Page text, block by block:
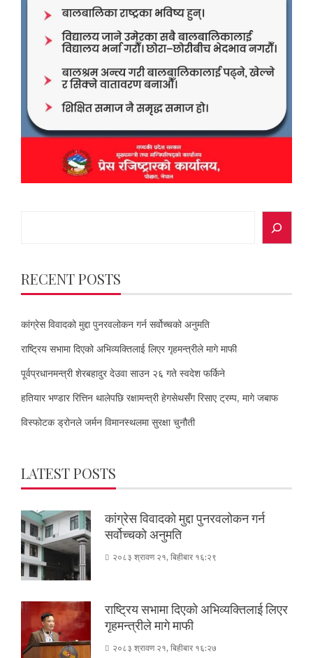
RECENT POSTS
कांग्रेस विवादको मुद्दा पुनरवलोकन गर्न सर्वोच्चको अनुमति
राष्ट्रिय सभामा दिएको अभिव्यक्तिलाई लिएर गृहमन्त्रीले मागे माफी
पूर्वप्रधानमन्त्री शेरबहादुर देउवा साउन २६ गते स्वदेश फर्किने
हतियार भण्डार रित्तिन थालेपछि रक्षामन्त्री हेगसेथसँग रिसाए ट्रम्प, मागे जबाफ
विस्फोटक ड्रोनले जर्मन विमानस्थलमा सुरक्षा चुनौती
LATEST POSTS
कांग्रेस विवादको मुद्दा पुनरवलोकन गर्न
सर्वोच्चको अनुमति
२०८३ श्रावण २१, बिहीबार १६:२९
राष्ट्रिय सभामा दिएको अभिव्यक्तिलाई लिएर
गृहमन्त्रीले मागे माफी
२०८३ श्रावण २१, बिहीबार १६:२७